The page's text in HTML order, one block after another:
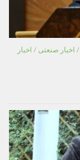
/ اخبار صنعتی / اخبار